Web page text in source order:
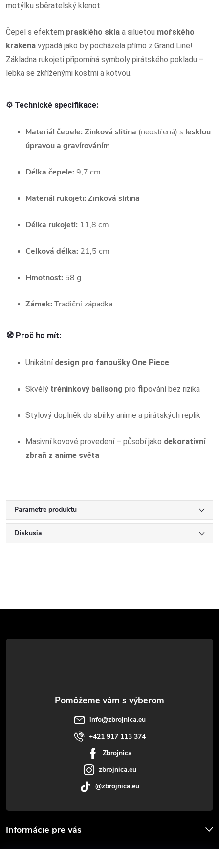
motýlku sběratelský klenot.
Čepel s efektem prasklého skla a siluetou mořského
krakena vypadá jako by pocházela přímo z Grand Line!
Základna rukojeti připomíná symboly pirátského pokladu –
lebka se zkříženými kostmi a kotvou.
⚙️ Technické specifikace:
Materiál čepele: Zinková slitina (neostřená) s lesklou
úpravou a gravírováním
Délka čepele: 9,7 cm
Materiál rukojeti: Zinková slitina
Délka rukojeti: 11,8 cm
Celková délka: 21,5 cm
Hmotnost: 58 g
Zámek: Tradiční západka
🧭 Proč ho mít:
Unikátní design pro fanoušky One Piece
Skvělý tréninkový balisong pro flipování bez rizika
Stylový doplněk do sbírky anime a pirátských replik
Masivní kovové provedení – působí jako dekorativní
zbraň z anime světa
Parametre produktu
Diskusia
á
Informácie pre vás
info@zbrojnica.eu
+421 917 113 374
Zbrojnica
zbrojnica.eu
@zbrojnica.eu